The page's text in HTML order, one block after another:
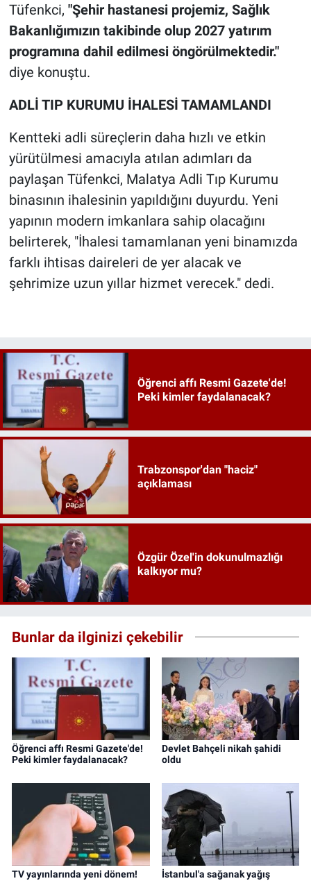
Tüfenkci, "Şehir hastanesi projemiz, Sağlık
Bakanlığımızın takibinde olup 2027 yatırım
programına dahil edilmesi öngörülmektedir."
diye konuştu.
ADLİ TIP KURUMU İHALESİ TAMAMLANDI
Kentteki adli süreçlerin daha hızlı ve etkin
yürütülmesi amacıyla atılan adımları da
paylaşan Tüfenkci, Malatya Adli Tıp Kurumu
binasının ihalesinin yapıldığını duyurdu. Yeni
yapının modern imkanlara sahip olacağını
belirterek, "İhalesi tamamlanan yeni binamızda
farklı ihtisas daireleri de yer alacak ve
şehrimize uzun yıllar hizmet verecek." dedi.
Öğrenci affı Resmi Gazete'de!
Peki kimler faydalanacak?
Trabzonspor'dan "haciz"
açıklaması
Özgür Özel'in dokunulmazlığı
kalkıyor mu?
Bunlar da ilginizi çekebilir
Öğrenci affı Resmi Gazete'de!
Peki kimler faydalanacak?
Devlet Bahçeli nikah şahidi
oldu
TV yayınlarında yeni dönem!
İstanbul'a sağanak yağış